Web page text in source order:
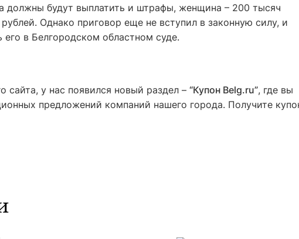
должны будут выплатить и штрафы, женщина – 200 тысяч
Однако приговор еще не вступил в законную силу, и
в Белгородском областном суде.
сайта, у нас появился новый раздел – “Купон Belg.ru”, где вы
предложений компаний нашего города. Получите